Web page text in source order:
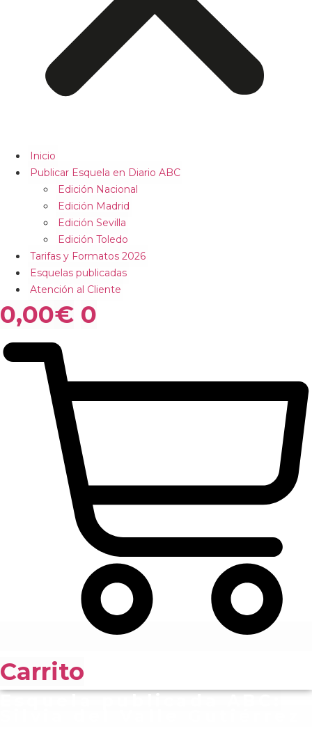
Inicio
Publicar Esquela en Diario ABC
Edición Nacional
Edición Madrid
Edición Sevilla
Edición Toledo
Tarifas y Formatos 2026
Esquelas publicadas
Atención al Cliente
0,00€ 0
Carrito